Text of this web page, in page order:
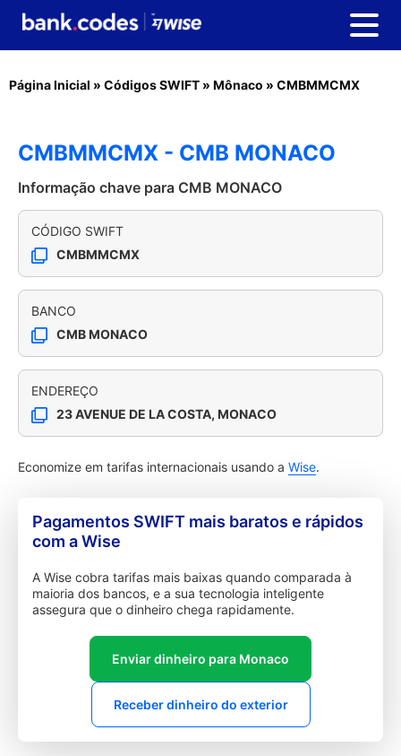
Página Inicial » Códigos SWIFT » Mônaco » CMBMMCMX
CMBMMCMX - CMB MONACO
Informação chave para CMB MONACO
CÓDIGO SWIFT
CMBMMCMX
BANCO
CMB MONACO
ENDEREÇO
23 AVENUE DE LA COSTA, MONACO
Economize em tarifas internacionais usando a Wise.
Pagamentos SWIFT mais baratos e rápidos
com a Wise
A Wise cobra tarifas mais baixas quando comparada à
maioria dos bancos, e a sua tecnologia inteligente
assegura que o dinheiro chega rapidamente.
Enviar dinheiro para Monaco
Receber dinheiro do exterior